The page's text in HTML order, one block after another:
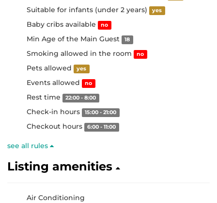
Suitable for infants (under 2 years) yes
Baby cribs available no
Min Age of the Main Guest 18
Smoking allowed in the room no
Pets allowed yes
Events allowed no
Rest time 22:00 - 8:00
Check-in hours 15:00 - 21:00
Checkout hours 6:00 - 11:00
see all rules
Listing amenities
Air Conditioning